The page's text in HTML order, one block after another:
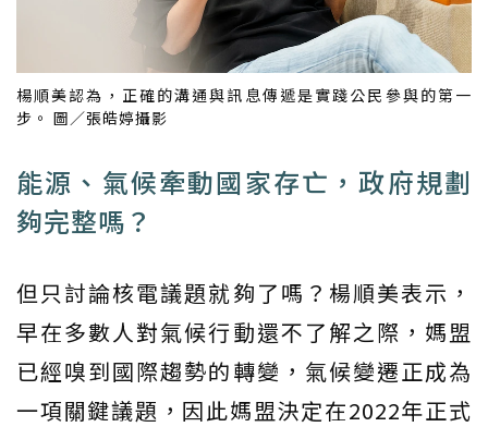
楊順美認為，正確的溝通與訊息傳遞是實踐公民參與的第一
步。 圖／張皓婷攝影
能源、氣候牽動國家存亡，政府規劃
夠完整嗎？
但只討論核電議題就夠了嗎？楊順美表示，
早在多數人對氣候行動還不了解之際，媽盟
已經嗅到國際趨勢的轉變，氣候變遷正成為
一項關鍵議題，因此媽盟決定在2022年正式